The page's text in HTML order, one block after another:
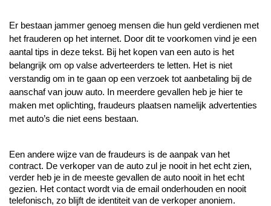
Er bestaan jammer genoeg mensen die hun geld verdienen met
het frauderen op het internet. Door dit te voorkomen vind je een
aantal tips in deze tekst. Bij het kopen van een auto is het
belangrijk om op valse adverteerders te letten. Het is niet
verstandig om in te gaan op een verzoek tot aanbetaling bij de
aanschaf van jouw auto. In meerdere gevallen heb je hier te
maken met oplichting, fraudeurs plaatsen namelijk advertenties
met auto’s die niet eens bestaan.
Een andere wijze van de fraudeurs is de aanpak van het
contract. De verkoper van de auto zul je nooit in het echt zien,
verder heb je in de meeste gevallen de auto nooit in het echt
gezien. Het contact wordt via de email onderhouden en nooit
telefonisch, zo blijft de identiteit van de verkoper anoniem.